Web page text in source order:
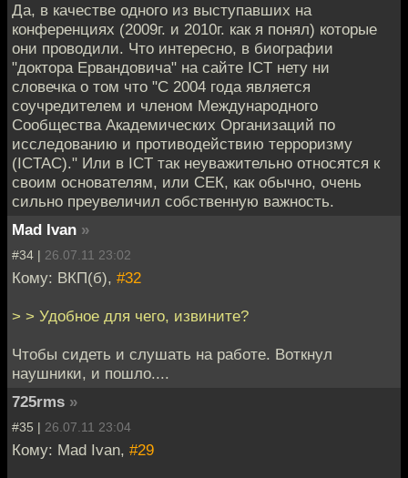
Да, в качестве одного из выступавших на
конференциях (2009г. и 2010г. как я понял) которые
они проводили. Что интересно, в биографии
"доктора Ервандовича" на сайте ICT нету ни
словечка о том что "С 2004 года является
соучредителем и членом Международного
Сообщества Академических Организаций по
исследованию и противодействию терроризму
(ICTAC)." Или в ICT так неуважительно относятся к
своим основателям, или СЕК, как обычно, очень
сильно преувеличил собственную важность.
Mad Ivan »
#34 | 26.07.11 23:02
Кому: ВКП(б), #32
> > Удобное для чего, извините?
Чтобы сидеть и слушать на работе. Воткнул
наушники, и пошло....
725rms »
#35 | 26.07.11 23:04
Кому: Mad Ivan, #29